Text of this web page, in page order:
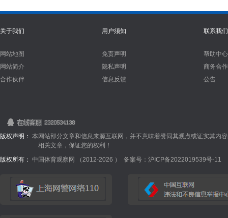
关于我们
网站地图
网站简介
合作伙伴
用户须知
免责声明
隐私声明
信息反馈
联系我们
帮助中心
商务合作
公告
版权声明： 本网站部分文章和信息来源互联网，并不意味着赞同其观点或证实其内
相关文章，保证您的权利！
版权所有： 中国体育观察网 （2012-2026 ） 备案号：沪ICP备2022019539号-11